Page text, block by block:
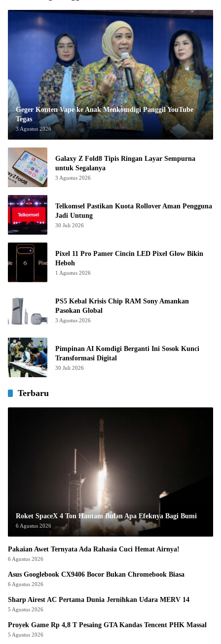
Geger Konten Vape ke Anak Menkomdigi Panggil YouTube
Tegas
3 Agustus 2026
Galaxy Z Fold8 Tipis Ringan Layar Sempurna
untuk Segalanya
3 Agustus 2026
Telkomsel Pastikan Kuota Rollover Aman Pengguna
Jadi Untung
30 Juli 2026
Pixel 11 Pro Pamer Cincin LED Pixel Glow Bikin
Heboh
1 Agustus 2026
PS5 Kebal Krisis Chip RAM Sony Amankan
Pasokan Global
3 Agustus 2026
Pimpinan AI Komdigi Berganti Ini Sosok Kunci
Transformasi Digital
30 Juli 2026
Terbaru
Roket SpaceX 4 Ton Hantam Bulan Apa Efeknya Bagi Bumi
6 Agustus 2026
Pakaian Awet Ternyata Ada Rahasia Cuci Hemat Airnya!
6 Agustus 2026
Asus Googlebook CX9406 Bocor Bukan Chromebook Biasa
6 Agustus 2026
Sharp Airest AC Pertama Dunia Jernihkan Udara MERV 14
5 Agustus 2026
Proyek Game Rp 4,8 T Pesaing GTA Kandas Tencent PHK Massal
5 Agustus 2026